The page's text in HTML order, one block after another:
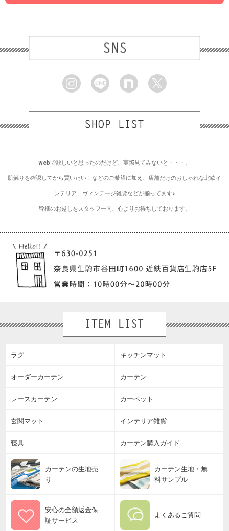
webで欲しいと思ったのだけど、実際見てみないと・・・。
肌触りを確認してから買いたい！などのご希望に加え、店舗だけのおしゃれな北欧イ
ンテリア、ヴィンテージ雑貨などが揃ってます♪
皆様のお越しをスタッフ一同、心よりお待ちしております。
ラグ キッチンマット
オーダーカーテン カーテン
レースカーテン カーペット
玄関マット インテリア雑貨
寝具 カーテン購入ガイド
カーテンの生地売
り
カーテン生地・無
料サンプル
安心の全額返金保
証サービス
よくあるご質問